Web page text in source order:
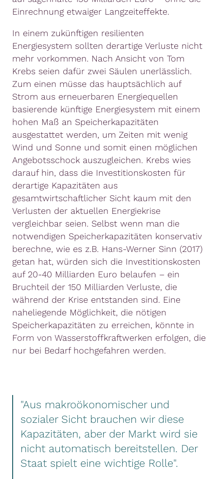
Einrechnung etwaiger Langzeiteffekte.
In einem zukünftigen resilienten
Energiesystem sollten derartige Verluste nicht
mehr vorkommen. Nach Ansicht von Tom
Krebs seien dafür zwei Säulen unerlässlich.
Zum einen müsse das hauptsächlich auf
Strom aus erneuerbaren Energiequellen
basierende künftige Energiesystem mit einem
hohen Maß an Speicherkapazitäten
ausgestattet werden, um Zeiten mit wenig
Wind und Sonne und somit einen möglichen
Angebotsschock auszugleichen. Krebs wies
darauf hin, dass die Investitionskosten für
derartige Kapazitäten aus
gesamtwirtschaftlicher Sicht kaum mit den
Verlusten der aktuellen Energiekrise
vergleichbar seien. Selbst wenn man die
notwendigen Speicherkapazitäten konservativ
berechne, wie es z.B. Hans-Werner Sinn (2017)
getan hat, würden sich die Investitionskosten
auf 20-40 Milliarden Euro belaufen – ein
Bruchteil der 150 Milliarden Verluste, die
während der Krise entstanden sind. Eine
naheliegende Möglichkeit, die nötigen
Speicherkapazitäten zu erreichen, könnte in
Form von Wasserstoffkraftwerken erfolgen, die
nur bei Bedarf hochgefahren werden.
"Aus makroökonomischer und
sozialer Sicht brauchen wir diese
Kapazitäten, aber der Markt wird sie
nicht automatisch bereitstellen. Der
Staat spielt eine wichtige Rolle".